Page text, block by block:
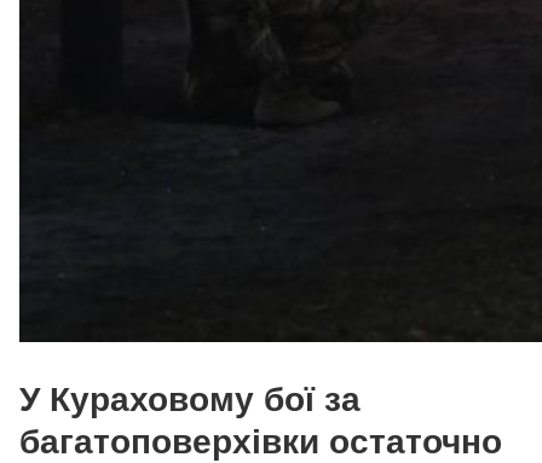
У Кураховому бої за
багатоповерхівки остаточно